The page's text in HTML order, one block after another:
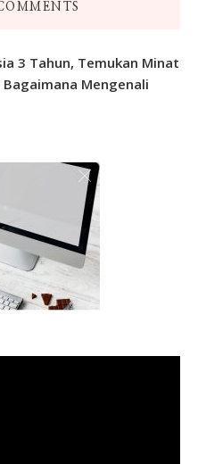
3 Tahun, Temukan Minat
Bagaimana Mengenali